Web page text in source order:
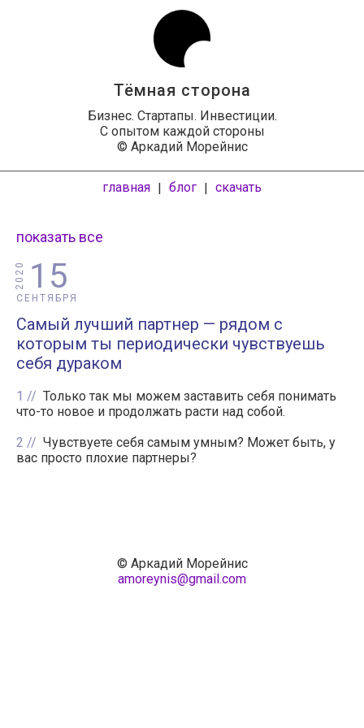
Тёмная сторона
Бизнес. Стартапы. Инвестиции.
С опытом каждой стороны
© Аркадий Морейнис
главная | блог | скачать
показать все
15
СЕНТЯБРЯ
2020
Самый лучший партнер — рядом с
которым ты периодически чувствуешь
себя дураком
1
Только так мы можем заставить себя понимать
что-то новое и продолжать расти над собой.
2
Чувствуете себя самым умным? Может быть, у
вас просто плохие партнеры?
© Аркадий Морейнис
amoreynis@gmail.com